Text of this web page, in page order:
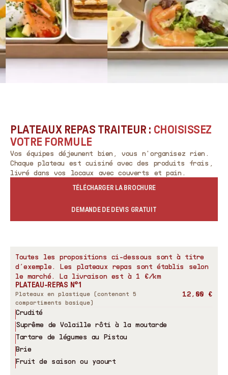
PLATEAUX REPAS TRAITEUR : CHOISISSEZ
VOTRE FORMULE
Vos équipes déjeunent bien, vous n'organisez rien.
Chaque plateau est cuisiné avec des produits frais,
livré dans vos locaux avec couverts et pain.
TÉLÉCHARGER LA BROCHURE
DEMANDE DE DEVIS GRATUIT
Toutes les propositions ci-dessous sont à titre
d’exemple. Les plateaux repas sont établis selon
le marché. La livraison est à 1 €/km
PLATEAU-REPAS N°1
Plateaux en plastique (contenant 5
compartiments basique)
12,00 €
Crudité
Suprême de Volaille rôti à la moutarde
Tartare de légumes au Pistou
Brie
Fruit de saison ou yaourt